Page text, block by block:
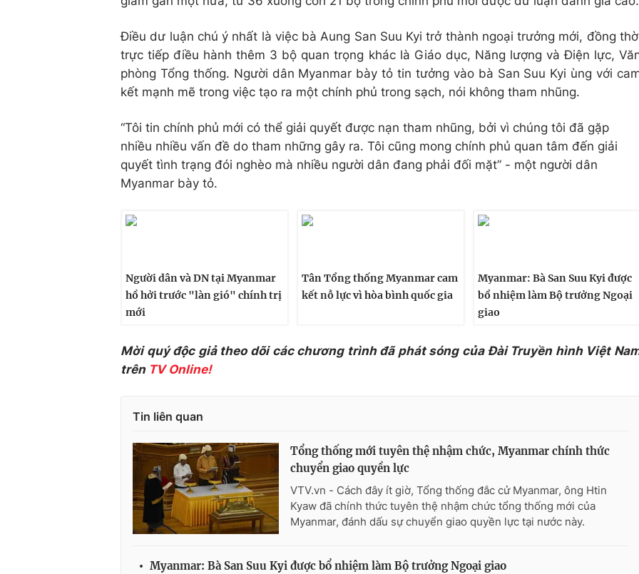
Điều dư luận chú ý nhất là việc bà Aung San Suu Kyi trở thành ngoại trưởng mới, đồng
trực tiếp điều hành thêm 3 bộ quan trọng khác là Giáo dục, Năng lượng và Điện lực,
phòng Tổng thống. Người dân Myanmar bày tỏ tin tưởng vào bà San Suu Kyi ùng với
kết mạnh mẽ trong việc tạo ra một chính phủ trong sạch, nói không tham nhũng.
“Tôi tin chính phủ mới có thể giải quyết được nạn tham nhũng, bởi vì chúng tôi đã gặp
nhiều nhiều vấn đề do tham những gây ra. Tôi cũng mong chính phủ quan tâm đến giải
quyết tình trạng đói nghèo mà nhiều người dân đang phải đối mặt” - một người dân
Myanmar bày tỏ.
Người dân và DN tại Myanmar
hồ hởi trước "làn gió" chính trị
mới
Tân Tổng thống Myanmar cam
kết nỗ lực vì hòa bình quốc gia
Myanmar: Bà San Suu Kyi được
bổ nhiệm làm Bộ trưởng Ngoại
giao
Mời quý độc giả theo dõi các chương trình đã phát sóng của Đài Truyền hình Việt
trên TV Online!
Tin liên quan
Tổng thống mới tuyên thệ nhậm chức, Myanmar chính thức
chuyển giao quyền lực
VTV.vn - Cách đây ít giờ, Tổng thống đắc cử Myanmar, ông Htin
Kyaw đã chính thức tuyên thệ nhậm chức tổng thống mới của
Myanmar, đánh dấu sự chuyển giao quyền lực tại nước này.
Myanmar: Bà San Suu Kyi được bổ nhiệm làm Bộ trưởng Ngoại giao